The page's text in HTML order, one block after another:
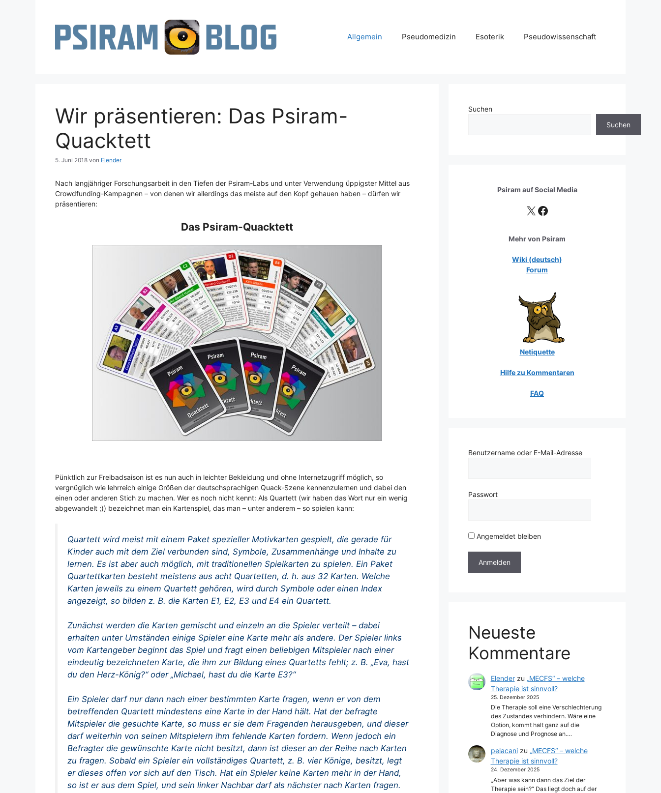
Allgemein Pseudomedizin Esoterik Pseudowissenschaft
Wir präsentieren: Das Psiram-
Quacktett
5. Juni 2018 von Elender
Nach langjähriger Forschungsarbeit in den Tiefen der Psiram-Labs und unter Verwendung üppigster Mittel aus
Crowdfunding-Kampagnen – von denen wir allerdings das meiste auf den Kopf gehauen haben – dürfen wir
präsentieren:
Das Psiram-Quacktett
Pünktlich zur Freibadsaison ist es nun auch in leichter Bekleidung und ohne Internetzugriff möglich, so
vergnüglich wie lehrreich einige Größen der deutschsprachigen Quack-Szene kennenzulernen und dabei den
einen oder anderen Stich zu machen. Wer es noch nicht kennt: Als Quartett (wir haben das Wort nur ein wenig
abgewandelt ;)) bezeichnet man ein Kartenspiel, das man – unter anderem – so spielen kann:
Quartett wird meist mit einem Paket spezieller Motivkarten gespielt, die gerade für
Kinder auch mit dem Ziel verbunden sind, Symbole, Zusammenhänge und Inhalte zu
lernen. Es ist aber auch möglich, mit traditionellen Spielkarten zu spielen. Ein Paket
Quartettkarten besteht meistens aus acht Quartetten, d. h. aus 32 Karten. Welche
Karten jeweils zu einem Quartett gehören, wird durch Symbole oder einen Index
angezeigt, so bilden z. B. die Karten E1, E2, E3 und E4 ein Quartett.
Zunächst werden die Karten gemischt und einzeln an die Spieler verteilt – dabei
erhalten unter Umständen einige Spieler eine Karte mehr als andere. Der Spieler links
vom Kartengeber beginnt das Spiel und fragt einen beliebigen Mitspieler nach einer
eindeutig bezeichneten Karte, die ihm zur Bildung eines Quartetts fehlt; z. B. „Eva, hast
du den Herz-König?“ oder „Michael, hast du die Karte E3?“
Ein Spieler darf nur dann nach einer bestimmten Karte fragen, wenn er von dem
betreffenden Quartett mindestens eine Karte in der Hand hält. Hat der befragte
Mitspieler die gesuchte Karte, so muss er sie dem Fragenden herausgeben, und dieser
darf weiterhin von seinen Mitspielern ihm fehlende Karten fordern. Wenn jedoch ein
Befragter die gewünschte Karte nicht besitzt, dann ist dieser an der Reihe nach Karten
zu fragen. Sobald ein Spieler ein vollständiges Quartett, z. B. vier Könige, besitzt, legt
er dieses offen vor sich auf den Tisch. Hat ein Spieler keine Karten mehr in der Hand,
so ist er aus dem Spiel, und sein linker Nachbar darf als nächster nach Karten fragen.
Suchen
Suchen
Psiram aufSocial Media
X Facebook
Mehr von Psiram
Wiki (deutsch)
Forum
Netiquette
Hilfe zu Kommentaren
FAQ
Benutzername oder E-Mail-Adresse
Passwort
Angemeldet bleiben
Neueste
Kommentare
Elenderzu „MECFS“ – welche
Therapie ist sinnvoll?
25. Dezember 2025
Die Therapie soll eine Verschlechterung
des Zustandes verhindern. Wäre eine
Option, kommt halt ganz auf die
Diagnose und Prognose an.…
pelacanizu „MECFS“ – welche
Therapie ist sinnvoll?
24. Dezember 2025
„Aber was kann dann das Ziel der
Therapie sein?“ Das liegt doch auf der